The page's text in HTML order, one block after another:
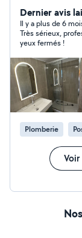
ou création chauffage
Dépannage,
années
Avec 17 ans
vous réaliser
Dernier avis
Il y a plus de 6
Très sérieux,
yeux fermés !
Plomberie